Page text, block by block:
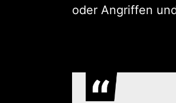
oder Angriffen